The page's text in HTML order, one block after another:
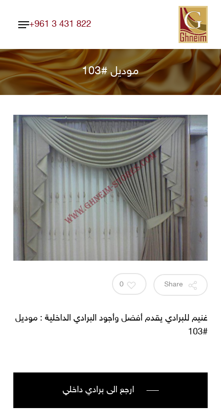
Skip
main
content
+961 3 431 822
Menu
موديل #103
0
غنيم للبرادي يقدم أفضل وأجود البرادي الداخلية : موديل
#103
ارجع الى برادي داخلي
Close
Menu